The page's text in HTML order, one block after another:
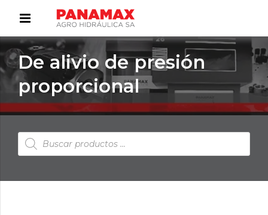
De alivio de presión
proporcional
Búsqueda
de